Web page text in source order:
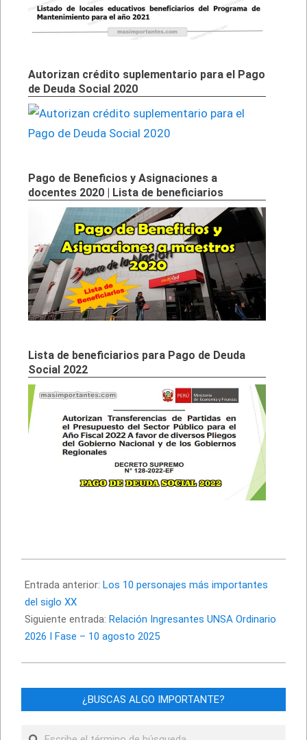
Autorizan crédito suplementario para el Pago
de Deuda Social 2020
Pago de Beneficios y Asignaciones a
docentes 2020 | Lista de beneficiarios
Lista de beneficiarios para Pago de Deuda
Social 2022
07-
12
Entrada anterior: Los 10 personajes más importantes
del siglo XX
Siguiente entrada: Relación Ingresantes UNSA Ordinario
2026 I Fase – 10 agosto 2025
¿BUSCAS ALGO IMPORTANTE?
Buscar